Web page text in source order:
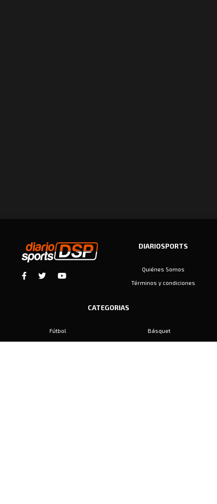
DIARIOSPORTS
Quiénes Somos
Términos y condiciones
CATEGORIAS
Fútbol
Básquet